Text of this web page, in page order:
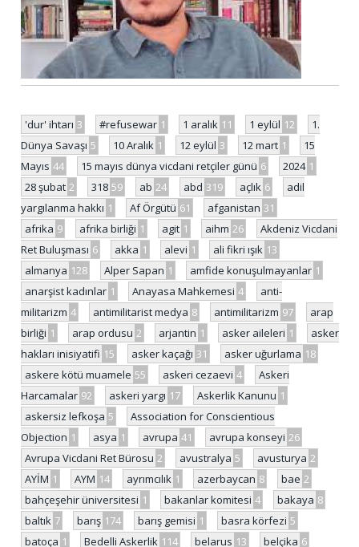
'dur' ihtarı 3 #refusewar 1 1 aralık 11 1 eylül 12
1.
Dünya Savaşı 5 10 Aralık 1 12 eylül 3 12 mart 1
15
Mayıs 44 15 mayıs dünya vicdani retçiler günü 6 2024 1
28 şubat 2 318 59 ab 24 abd 319 açlık 6
adil
yargılanma hakkı 1 Af Örgütü 61 afganistan 31
afrika 9 afrika birliği 1 agit 1 aihm 26
Akdeniz Vicdani
Ret Buluşması 6 akka 1 alevi 1 ali fikri ışık 13
almanya 128 Alper Sapan 1 amfide konuşulmayanlar 1
anarşist kadınlar 1 Anayasa Mahkemesi 4
anti-
militarizm 4 antimilitarist medya 8 antimilitarizm 97
arap
birliği 1 arap ordusu 2 arjantin 1 asker aileleri 1
asker
hakları inisiyatifi 15 asker kaçağı 31 asker uğurlama 18
askere kötü muamele 55 askeri cezaevi 4
Askeri
Harcamalar 92 askeri yargı 17 Askerlik Kanunu 1
askersiz lefkoşa 5
Association for Conscientious
Objection 1 asya 1 avrupa 41 avrupa konseyi 26
Avrupa Vicdani Ret Bürosu 2 avustralya 5 avusturya 2
AYİM 1 AYM 14 ayrımcılık 1 azerbaycan 8 bae 2
bahçeşehir üniversitesi 1 bakanlar komitesi 4 bakaya 8
baltık 7 barış 174 barış gemisi 1 basra körfezi 5
batoça 1 Bedelli Askerlik 114 belarus 13 belçika 6